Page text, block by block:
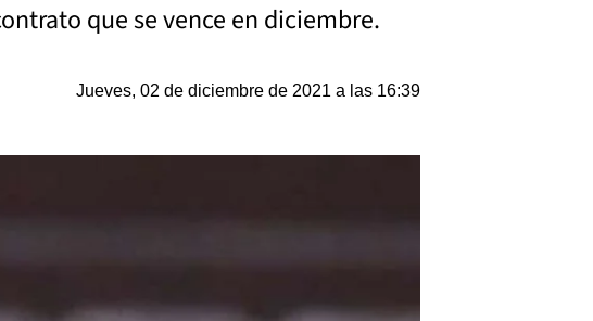
que se vence en diciembre.
Jueves, 02 de diciembre de 2021 a las 16:39